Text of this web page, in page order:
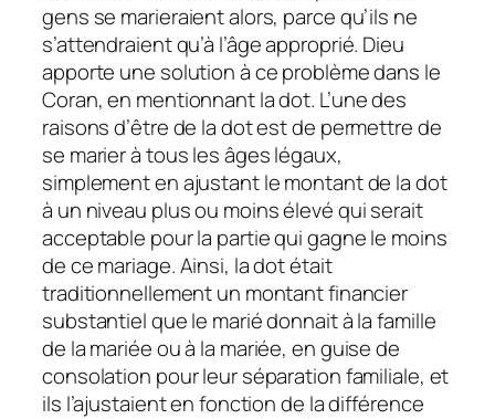
gens se marieraient alors, parce qu’ils ne
s’attendraient qu’à l’âge approprié. Dieu
apporte une solution à ce problème dans le
Coran, en mentionnant la dot. L’une des
raisons d’être de la dot est de permettre de
se marier à tous les âges légaux,
simplement en ajustant le montant de la dot
à un niveau plus ou moins élevé qui serait
acceptable pour la partie qui gagne le moins
de ce mariage. Ainsi, la dot était
traditionnellement un montant financier
substantiel que le marié donnait à la famille
de la mariée ou à la mariée, en guise de
consolation pour leur séparation familiale, et
ils l’ajustaient en fonction de la différence